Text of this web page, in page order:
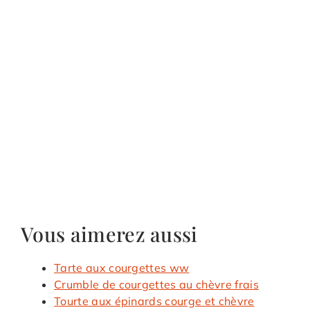
Vous aimerez aussi
Tarte aux courgettes ww
Crumble de courgettes au chèvre frais
Tourte aux épinards courge et chèvre